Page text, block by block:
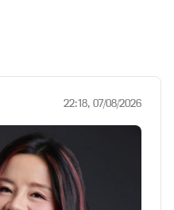
22:18, 07/08/2026